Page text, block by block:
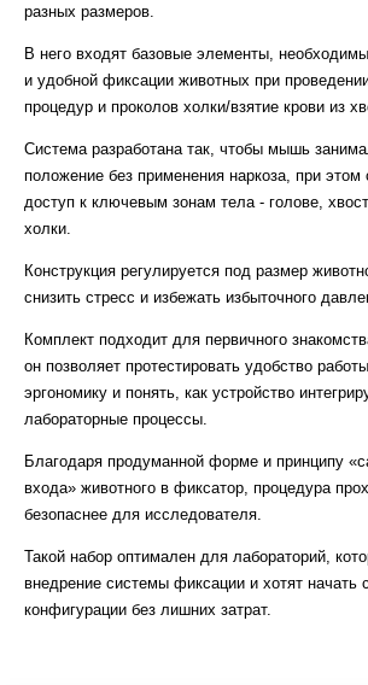
разных размеров.
В него входят базовые элементы,
и удобной фиксации животных при
процедур и проколов холки/взятие крови из
Система разработана так, чтобы мышь
положение без применения наркоза, при этом
доступ к ключевым зонам тела - голове,
холки.
Конструкция регулируется под размер
снизить стресс и избежать избыточного
Комплект подходит для первичного
он позволяет протестировать удобство
эргономику и понять, как устройство
лабораторные процессы.
Благодаря продуманной форме и принципу
входа» животного в фиксатор, процедура
безопаснее для исследователя.
Такой набор оптимален для лабораторий,
внедрение системы фиксации и хотят начать
конфигурации без лишних затрат.